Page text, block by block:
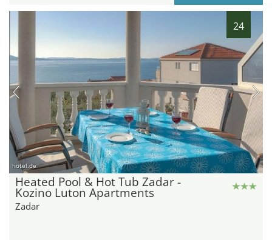
24
hotel.de
Heated Pool & Hot Tub Zadar -
Kozino Luton Apartments
Zadar